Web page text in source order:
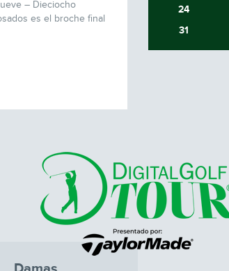
– Dieciocho
es el broche final
24
31